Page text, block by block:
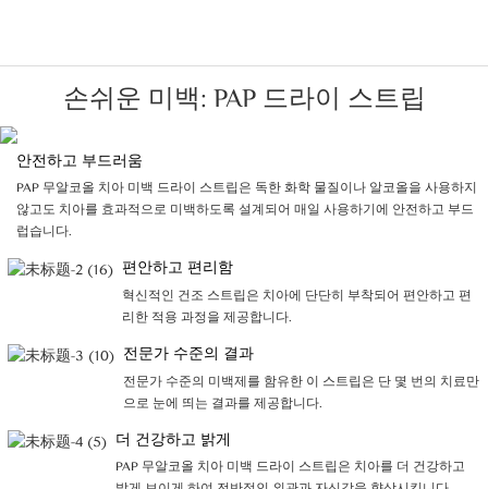
손쉬운 미백: PAP 드라이 스트립
안전하고 부드러움
PAP 무알코올 치아 미백 드라이 스트립은 독한 화학 물질이나 알코올을 사용하지
않고도 치아를 효과적으로 미백하도록 설계되어 매일 사용하기에 안전하고 부드
럽습니다.
편안하고 편리함
혁신적인 건조 스트립은 치아에 단단히 부착되어 편안하고 편
리한 적용 과정을 제공합니다.
전문가 수준의 결과
전문가 수준의 미백제를 함유한 이 스트립은 단 몇 번의 치료만
으로 눈에 띄는 결과를 제공합니다.
더 건강하고 밝게
PAP 무알코올 치아 미백 드라이 스트립은 치아를 더 건강하고